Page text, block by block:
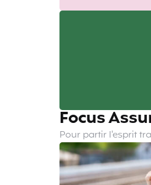
Focus
Pour partir l'esprit